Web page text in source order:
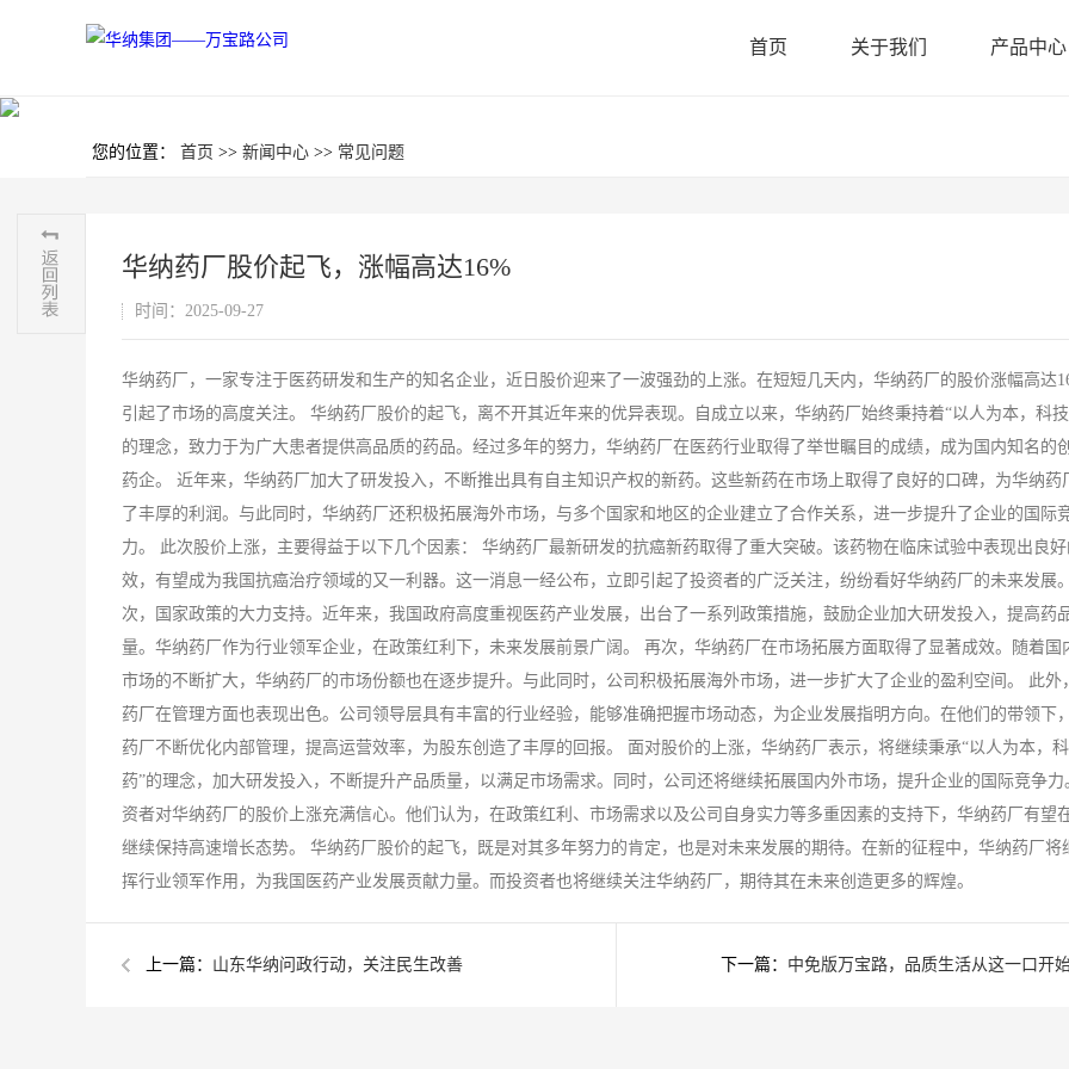
首页 关于我们 产品中心
您的位置： 首页 >> 新闻中心 >> 常见问题
华纳药厂股价起飞，涨幅高达16%
时间：2025-09-27
华纳药厂，一家专注于医药研发和生产的知名企业，近日股价迎来了一波强劲的上涨。在短短几天内，华纳药厂的股价涨幅高达
引起了市场的高度关注。 华纳药厂股价的起飞，离不开其近年来的优异表现。自成立以来，华纳药厂始终秉持着“以人为本，科
的理念，致力于为广大患者提供高品质的药品。经过多年的努力，华纳药厂在医药行业取得了举世瞩目的成绩，成为国内知名的
药企。 近年来，华纳药厂加大了研发投入，不断推出具有自主知识产权的新药。这些新药在市场上取得了良好的口碑，为华纳药
了丰厚的利润。与此同时，华纳药厂还积极拓展海外市场，与多个国家和地区的企业建立了合作关系，进一步提升了企业的国际
力。 此次股价上涨，主要得益于以下几个因素： 华纳药厂最新研发的抗癌新药取得了重大突破。该药物在临床试验中表现出良
效，有望成为我国抗癌治疗领域的又一利器。这一消息一经公布，立即引起了投资者的广泛关注，纷纷看好华纳药厂的未来发展
次，国家政策的大力支持。近年来，我国政府高度重视医药产业发展，出台了一系列政策措施，鼓励企业加大研发投入，提高药
量。华纳药厂作为行业领军企业，在政策红利下，未来发展前景广阔。 再次，华纳药厂在市场拓展方面取得了显著成效。随着国
市场的不断扩大，华纳药厂的市场份额也在逐步提升。与此同时，公司积极拓展海外市场，进一步扩大了企业的盈利空间。 此外
药厂在管理方面也表现出色。公司领导层具有丰富的行业经验，能够准确把握市场动态，为企业发展指明方向。在他们的带领下
药厂不断优化内部管理，提高运营效率，为股东创造了丰厚的回报。 面对股价的上涨，华纳药厂表示，将继续秉承“以人为本，
药”的理念，加大研发投入，不断提升产品质量，以满足市场需求。同时，公司还将继续拓展国内外市场，提升企业的国际竞争力
资者对华纳药厂的股价上涨充满信心。他们认为，在政策红利、市场需求以及公司自身实力等多重因素的支持下，华纳药厂有望
继续保持高速增长态势。 华纳药厂股价的起飞，既是对其多年努力的肯定，也是对未来发展的期待。在新的征程中，华纳药厂将
挥行业领军作用，为我国医药产业发展贡献力量。而投资者也将继续关注华纳药厂，期待其在未来创造更多的辉煌。
上一篇： 山东华纳问政行动，关注民生改善 下一篇： 中免版万宝路，品质生活从这一口开